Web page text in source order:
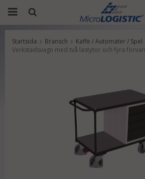
Produkten har blivit tillagd i
Startsida Bransch
Kaffe / Automater / Spel
Verkstadsvagn med två lastytor och fyra